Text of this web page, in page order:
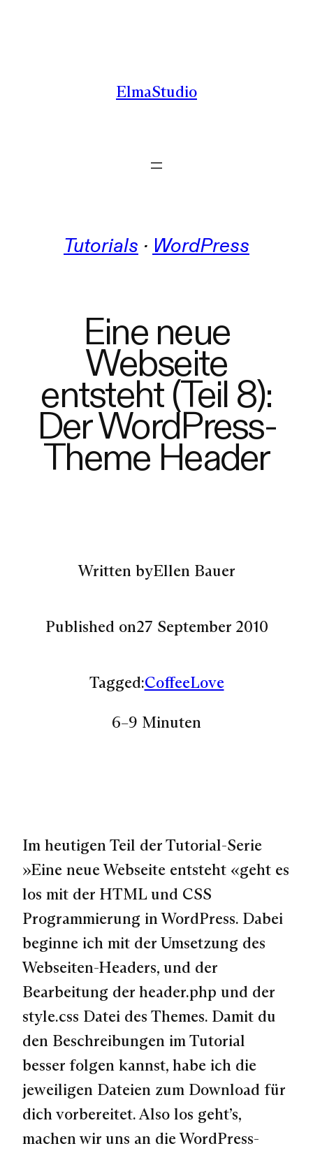
ElmaStudio
Tutorials · WordPress
Eine neue
Webseite
entsteht (Teil 8):
Der WordPress-
Theme Header
Written byEllen Bauer
Published on27 September 2010
Tagged:CoffeeLove
6–9 Minuten
Im heutigen Teil der Tutorial-Serie
»Eine neue Webseite entsteht «geht es
los mit der HTML und CSS
Programmierung in WordPress. Dabei
beginne ich mit der Umsetzung des
Webseiten-Headers, und der
Bearbeitung der header.php und der
style.css Datei des Themes. Damit du
den Beschreibungen im Tutorial
besser folgen kannst, habe ich die
jeweiligen Dateien zum Download für
dich vorbereitet. Also los geht’s,
machen wir uns an die WordPress-